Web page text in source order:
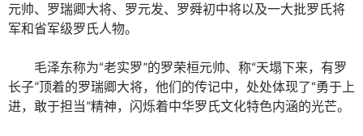
元帅、罗瑞卿大将、罗元发、罗舜初中将以及一大批罗氏将
军和省军级罗氏人物。
毛泽东称为“老实罗”的罗荣桓元帅、称“天塌下来，有罗
长子”顶着的罗瑞卿大将，他们的传记中，处处体现了“勇于上
进，敢于担当”精神，闪烁着中华罗氏文化特色内涵的光芒。